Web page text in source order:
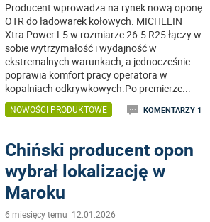
Producent wprowadza na rynek nową oponę
OTR do ładowarek kołowych. MICHELIN
Xtra Power L5 w rozmiarze 26.5 R25 łączy w
sobie wytrzymałość i wydajność w
ekstremalnych warunkach, a jednocześnie
poprawia komfort pracy operatora w
kopalniach odkrywkowych.Po premierze...
NOWOŚCI PRODUKTOWE KOMENTARZY 1
Chiński producent opon
wybrał lokalizację w
Maroku
6 miesięcy temu 12.01.2026